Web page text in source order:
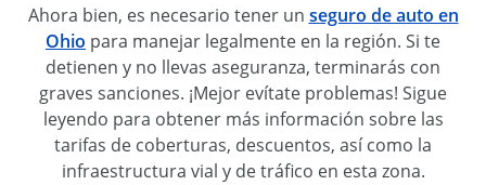
Ahora bien, es necesario tener un seguro de auto en
Ohio para manejar legalmente en la región. Si te
detienen y no llevas aseguranza, terminarás con
graves sanciones. ¡Mejor evítate problemas! Sigue
leyendo para obtener más información sobre las
tarifas de coberturas, descuentos, así como la
infraestructura vial y de tráfico en esta zona.